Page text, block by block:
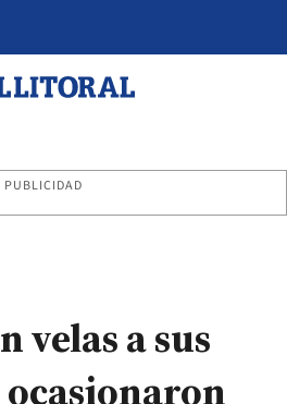
PUBLICIDAD
velas a sus